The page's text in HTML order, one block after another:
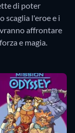
di poter
scaglia l'eroe e i
affrontare